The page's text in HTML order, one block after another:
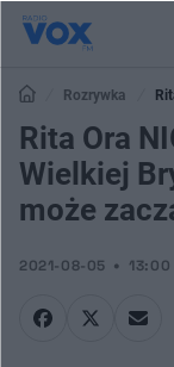
Rozrywka
Angeles może zacząć
Rita Ora
Wielkiej
może
2021-08-05 13:00